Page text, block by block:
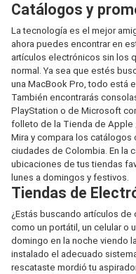
Catálogos y
La tecnología es el mejor
ahora puedes encontrar en
artículos electrónicos sin los
normal. Ya sea que estés
una MacBook Pro, todo está
También encontrarás
PlayStation o de Microsoft
folleto de la Tienda de Apple
Mira y compara los
ciudades de Colombia. En la
ubicaciones de tus tiendas
lunes a domingos y festivos.
Tiendas de
¿Estás buscando artículos
como un portátil, un celular o
domingo en la noche viendo
instalado el adecuado
rescataste mordió tu